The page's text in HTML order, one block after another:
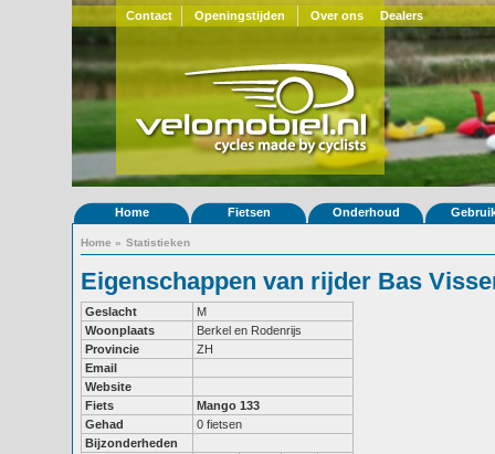
Contact Openingstijden Over ons Dealers
Home Fietsen Onderhoud
Home » Statistieken
Eigenschappen van rijder Bas
Geslacht
M
Woonplaats
Berkel en Rodenrijs
Provincie
ZH
Email
Website
Fiets
Mango 133
Gehad
0 fietsen
Bijzonderheden